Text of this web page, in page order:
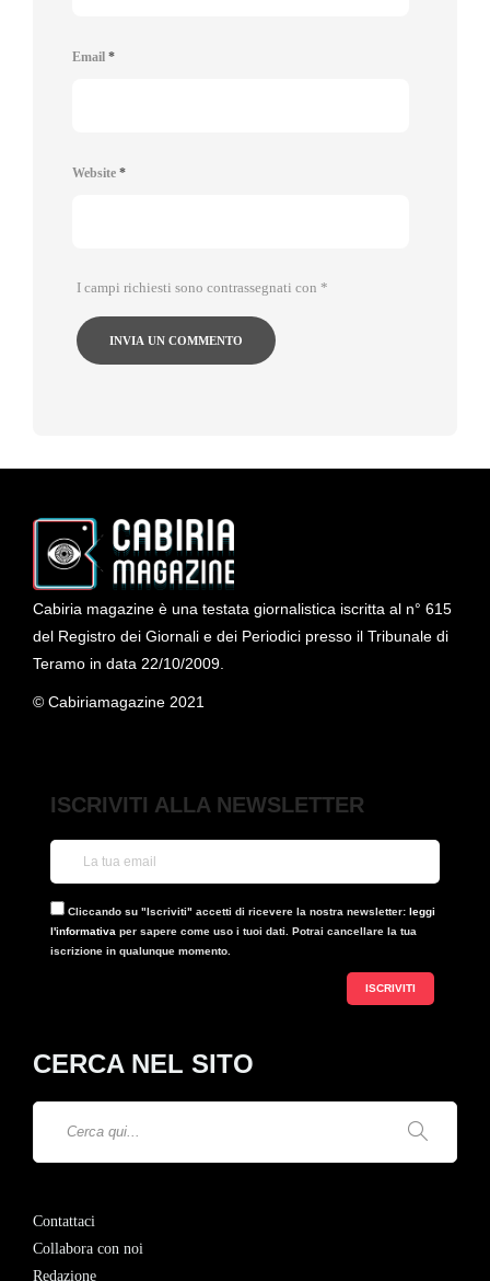
Email *
Website *
I campi richiesti sono contrassegnati con *
Cabiria magazine è una testata giornalistica iscritta al n° 615
del Registro dei Giornali e dei Periodici presso il Tribunale di
Teramo in data 22/10/2009.
© Cabiriamagazine 2021
ISCRIVITI ALLA NEWSLETTER
Cliccando su "Iscriviti" accetti di ricevere la nostra newsletter: leggi
l'informativa per sapere come uso i tuoi dati. Potrai cancellare la tua
iscrizione in qualunque momento.
CERCA NEL SITO
Contattaci
Collabora con noi
Redazione